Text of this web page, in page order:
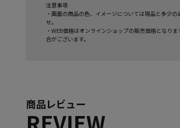
注意事項
・画面の商品の色、イメージについては現品と多少
せ。
・WEB価格はオンラインショップの販売価格となり
合がございます。
商品レビュー